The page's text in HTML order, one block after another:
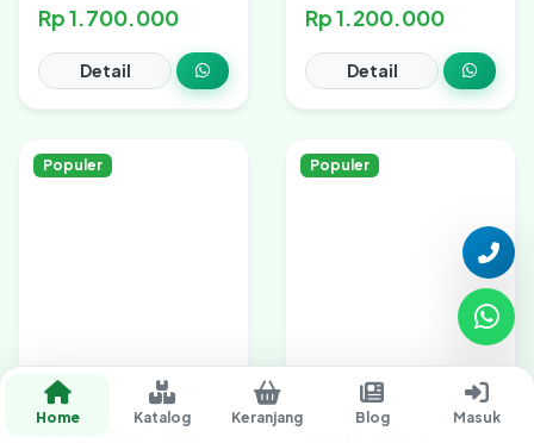
Rp 1.700.000
Detail
Rp 1.200.000
Detail
Populer
Bunga Meja Mawar
Populer
Bunga Papan
Home Katalog Keranjang Blog Masuk